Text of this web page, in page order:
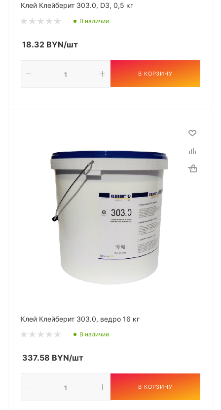
Клей Клейберит 303.0, D3, 0,5 кг
В наличии
18.32 BYN/шт
В КОРЗИНУ
Клей Клейберит 303.0, ведро 16 кг
В наличии
337.58 BYN/шт
В КОРЗИНУ